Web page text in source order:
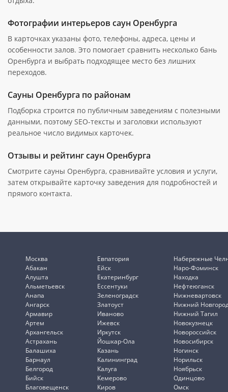
Фотографии интерьеров саун Оренбурга
В карточках указаны фото, телефоны, адреса, цены и
особенности залов. Это помогает сравнить несколько бань
Оренбурга и выбрать подходящее место без лишних
переходов.
Сауны Оренбурга по районам
Подборка строится по публичным заведениям с полезными
данными, поэтому SEO-тексты и заголовки используют
реальное число видимых карточек.
Отзывы и рейтинг саун Оренбурга
Смотрите сауны Оренбурга, сравнивайте условия и услуги,
затем открывайте карточку заведения для подробностей и
прямого контакта.
Москва
Абакан
Алушта
Альметьевск
Анапа
Ангарск
Армавир
Артем
Архангельск
Астрахань
Балашиха
Барнаул
Белгород
Бийск
Благовещенск
Евпатория
Ейск
Екатеринбург
Ессентуки
Зеленоградск
Златоуст
Иваново
Ижевск
Иркутск
Йошкар-Ола
Казань
Калининград
Калуга
Кемерово
Киров
Набережные
Наро-Фоминск
Находка
Нефтеюганск
Нижневартовск
Нижний
Нижний Тагил
Новокузнецк
Новороссийск
Новосибирск
Ногинск
Норильск
Ноябрьск
Одинцово
Омск